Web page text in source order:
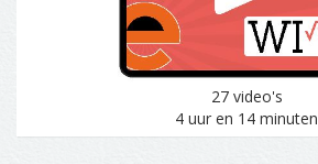
27 video's
4 uur en 14 minuten